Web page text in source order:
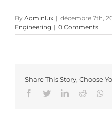
By Adminlux | décembre 7th,
Engineering | 0 Comments
Share This Story, Choose
Facebook
TwitterLinkedIn
Reddit